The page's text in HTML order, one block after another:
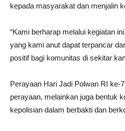
kepada masyarakat dan menjalin
“Kami berharap melalui kegiatan
yang kami anut dapat terpancar
positif bagi komunitas di sekitar
Perayaan Hari Jadi Polwan RI ke-
perayaan, melainkan juga bentuk
kepolisian dalam berbakti dan